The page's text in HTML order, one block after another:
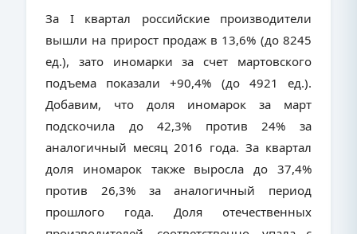
За I квартал российские производители
вышли на прирост продаж в 13,6% (до 8245
ед.), зато иномарки за счет мартовского
подъема показали +90,4% (до 4921 ед.).
Добавим, что доля иномарок за март
подскочила до 42,3% против 24% за
аналогичный месяц 2016 года. За квартал
доля иномарок также выросла до 37,4%
против 26,3% за аналогичный период
прошлого года. Доля отечественных